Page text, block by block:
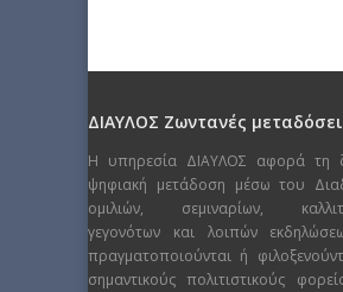
ΔΙΑΥΛΟΣ Ζωντανές
Η υπηρεσία ΔΙΑΥΛΟΣ αφορά τη
ψηφιακή μετάδοση μέσω του
ομιλιών, σεμιναρίων,
γεγονότων και λοιπών
πραγματοποιούνται ή
σημαντικούς πολιτιστικούς